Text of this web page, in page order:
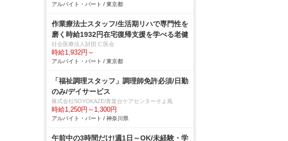
アルバイト・パート / 東京都
作業療法士スタッフ/生活期リハで専門性を
磨く時給1932円在宅復帰支援を学べる老健
社会医療法人財団 仁医会
時給1,932円～
アルバイト・パート / 東京都
「福祉調理スタッフ」調理師免許必須/日勤
のみ/デイサービス
株式会社SOYOKAZE/青葉台ケアセンターそよ風
時給1,250円～1,300円
アルバイト・パート / 神奈川県
午前中の3時間だけ!週1日～OK/未経験・学